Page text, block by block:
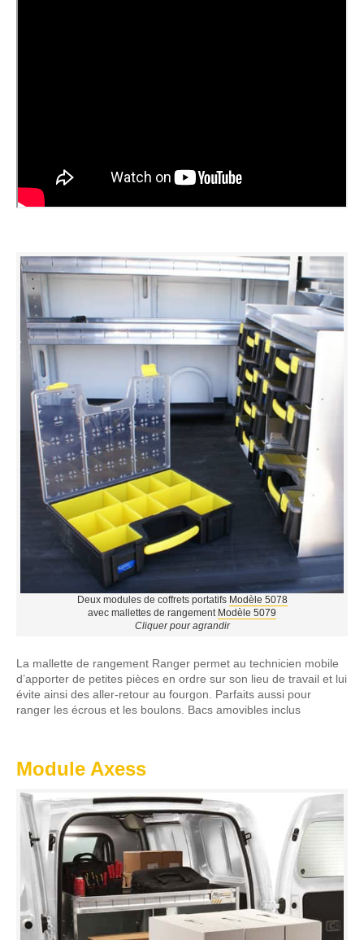
Deux modules de coffrets portatifs Modèle 5078
avec mallettes de rangement Modèle 5079
Cliquer pour agrandir
La mallette de rangement Ranger permet au technicien mobile
d’apporter de petites pièces en ordre sur son lieu de travail et lui
évite ainsi des aller-retour au fourgon. Parfaits aussi pour
ranger les écrous et les boulons. Bacs amovibles inclus
Module Axess